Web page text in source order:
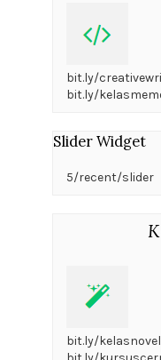
bit.ly/
bit.ly/
Slider Widget
5/recent/slider
bit.ly/